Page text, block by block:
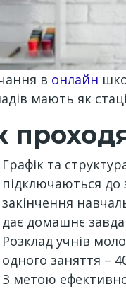
в онлайн
мають як
Графік та
підключаються до
закінчення
дає домашнє
Розклад учнів
одного заняття –
З метою